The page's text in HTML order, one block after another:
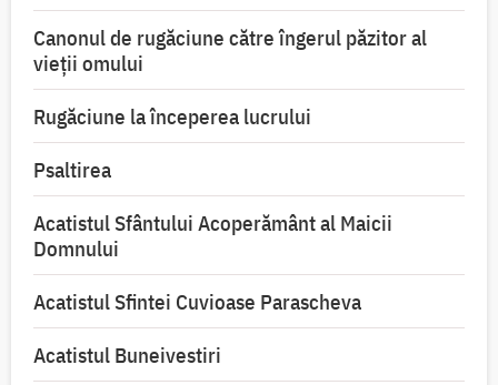
Canonul de rugăciune către îngerul păzitor al
vieții omului
Rugăciune la începerea lucrului
Psaltirea
Acatistul Sfântului Acoperământ al Maicii
Domnului
Acatistul Sfintei Cuvioase Parascheva
Acatistul Buneivestiri